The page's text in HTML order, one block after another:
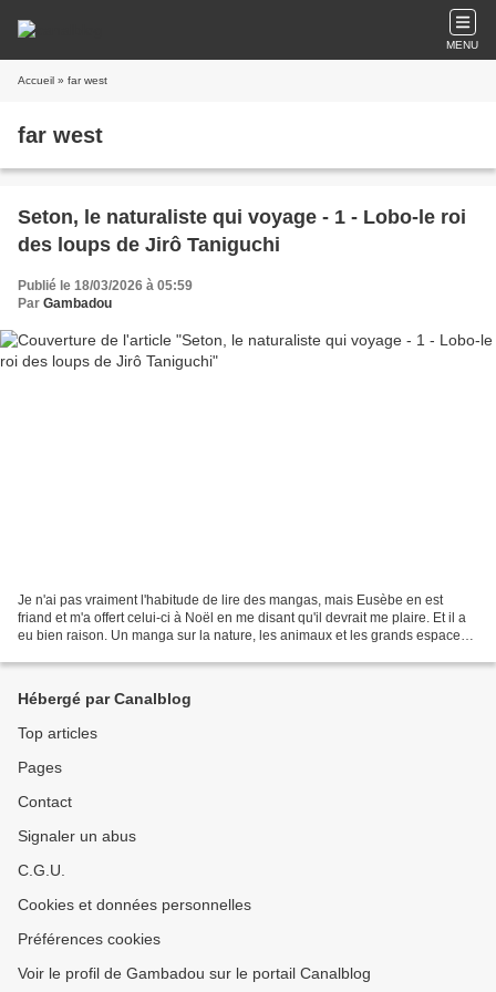
MENU
Accueil » far west
far west
Seton, le naturaliste qui voyage - 1 - Lobo-le roi
des loups de Jirô Taniguchi
Publié le 18/03/2026 à 05:59
Par Gambadou
Je n'ai pas vraiment l'habitude de lire des mangas, mais Eusèbe en est
friand et m'a offert celui-ci à Noël en me disant qu'il devrait me plaire. Et il a
eu bien raison. Un manga sur la nature, les animaux et les grands espaces
Hébergé par Canalblog
Top articles
Pages
Contact
Signaler un abus
C.G.U.
Cookies et données personnelles
Préférences cookies
Voir le profil de Gambadou sur le portail Canalblog